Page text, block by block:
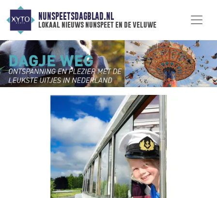
NUNSPEETSDAGBLAD.NL
lokaal nieuws nunspeet en de veluwe